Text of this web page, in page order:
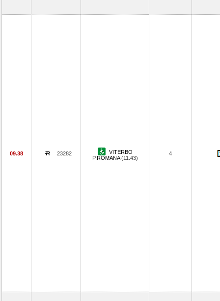
09.38 23282
VITERBO
P.ROMANA(11.43)
4